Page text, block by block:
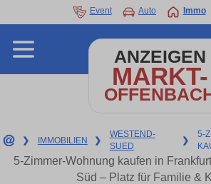
Event Auto Immo
ANZEIGEN
MARKT-
❯ IMMOBILIEN ❯
WESTEND-
SUED
❯
5-
5-Zimmer-Wohnung kaufen in
Süd – Platz für Familie &